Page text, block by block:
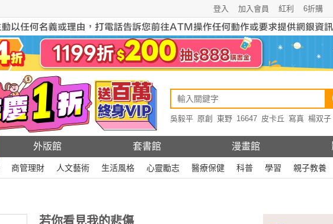
6折購
紅利
加入會員
登入
吳毅平 原創 東野 16647 皮卡丘 寫真 楊双子
外版館 套書館 漫畫館
商管理財 人文藝術 生活風格 心靈勵志 醫療保健 科普 學習 親子教養
若你看見我的悲傷